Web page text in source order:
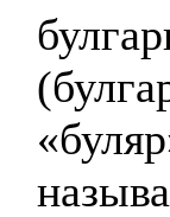
«буляр